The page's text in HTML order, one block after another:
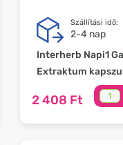
Szállítási idő:
2-4 nap
Interherb Napi1
Extraktum
2 408 Ft